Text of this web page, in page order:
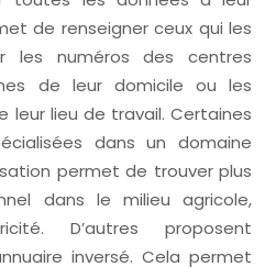
de renseigner ceux qui les
les numéros des centres
de leur domicile ou les
leur lieu de travail. Certaines
dans un domaine
permet de trouver plus
dans le milieu agricole,
D’autres proposent
inversé. Cela permet